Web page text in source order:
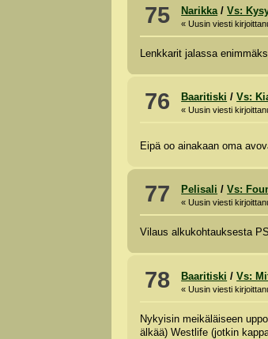
75 Narikka /Vs:
« Uusin viesti
Lenkkarit jalassa
76 Baaritiski /Vs:
« Uusin viesti
Eipä oo ainakaan oma
77 Pelisali /Vs:
« Uusin viesti
Vilaus alkukohtauksesta
78 Baaritiski /Vs:
« Uusin viesti
Nykyisin meikäläiseen
älkää) Westlife (jotkin